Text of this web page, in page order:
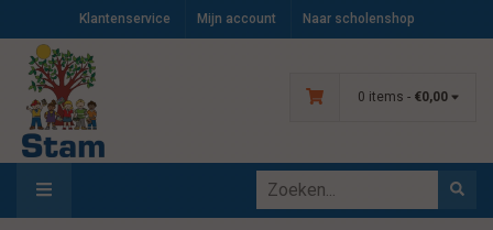
Klantenservice Mijn account Naar scholenshop
0 items - €0,00